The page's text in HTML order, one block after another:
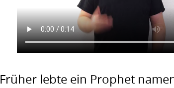
Früher lebte ein Prophet